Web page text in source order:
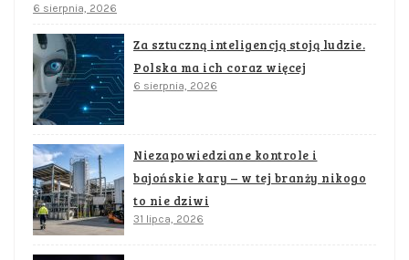
6 sierpnia, 2026
Za sztuczną inteligencją stoją ludzie.
Polska ma ich coraz więcej
6 sierpnia, 2026
Niezapowiedziane kontrole i
bajońskie kary – w tej branży nikogo
to nie dziwi
31 lipca, 2026